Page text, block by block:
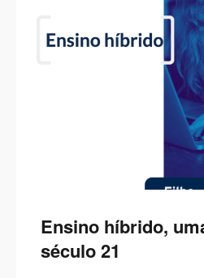
Ensino híbrido,
século 21